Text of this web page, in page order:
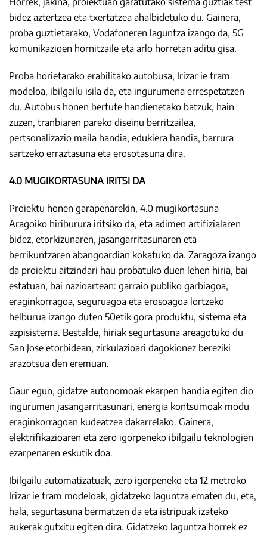
bidez aztertzea eta txertatzea ahalbidetuko du. Gainera,
proba guztietarako, Vodafoneren laguntza izango da, 5G
komunikazioen hornitzaile eta arlo horretan aditu gisa.
Proba horietarako erabilitako autobusa, Irizar ie tram
modeloa, ibilgailu isila da, eta ingurumena errespetatzen
du. Autobus honen bertute handienetako batzuk, hain
zuzen, tranbiaren pareko diseinu berritzailea,
pertsonalizazio maila handia, edukiera handia, barrura
sartzeko erraztasuna eta erosotasuna dira.
4.0 MUGIKORTASUNA IRITSI DA
Proiektu honen garapenarekin, 4.0 mugikortasuna
Aragoiko hiriburura iritsiko da, eta adimen artifizialaren
bidez, etorkizunaren, jasangarritasunaren eta
berrikuntzaren abangoardian kokatuko da. Zaragoza izango
da proiektu aitzindari hau probatuko duen lehen hiria, bai
estatuan, bai nazioartean: garraio publiko garbiagoa,
eraginkorragoa, seguruagoa eta erosoagoa lortzeko
helburua izango duten 50etik gora produktu, sistema eta
azpisistema. Bestalde, hiriak segurtasuna areagotuko du
San Jose etorbidean, zirkulazioari dagokionez bereziki
arazotsua den eremuan.
Gaur egun, gidatze autonomoak ekarpen handia egiten dio
ingurumen jasangarritasunari, energia kontsumoak modu
eraginkorragoan kudeatzea dakarrelako. Gainera,
elektrifikazioaren eta zero igorpeneko ibilgailu teknologien
ezarpenaren eskutik doa.
Ibilgailu automatizatuak, zero igorpeneko eta 12 metroko
Irizar ie tram modeloak, gidatzeko laguntza ematen du, eta,
hala, segurtasuna bermatzen da eta istripuak izateko
aukerak gutxitu egiten dira. Gidatzeko laguntza horrek ez